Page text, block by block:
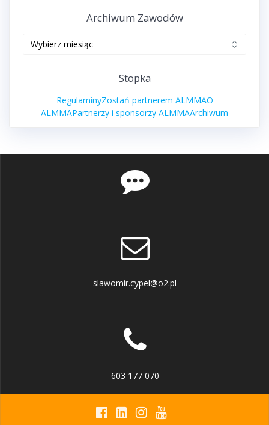
Archiwum Zawodów
Stopka
RegulaminyZostań partnerem ALMMAO
ALMMAPartnerzy i sponsorzy ALMMAArchiwum
slawomir.cypel@o2.pl
603 177 070